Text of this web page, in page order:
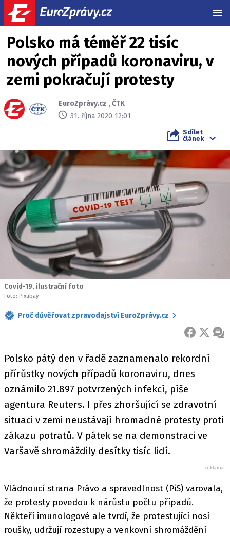
Polsko má téměř 22 tisíc
nových případů koronaviru, v
zemi pokračují protesty
EuroZprávy.cz ,ČTK
31. října 2020 12:01
Sdílet
článek
Covid-19, ilustrační foto
Foto: Pixabay
Proč důvěřovat zpravodajství EuroZprávy.cz
FACEBOOK
X
Polsko pátý den v řadě zaznamenalo rekordní
přírůstky nových případů koronaviru, dnes
oznámilo 21.897 potvrzených infekcí, píše
agentura Reuters. I přes zhoršující se zdravotní
situaci v zemi neustávají hromadné protesty proti
zákazu potratů. V pátek se na demonstraci ve
Varšavě shromáždily desítky tisíc lidí.
Vládnoucí strana Právo a spravedlnost (PiS) varovala,
že protesty povedou k nárůstu počtu případů.
Někteří imunologové ale tvrdí, že protestující nosí
roušky, udržují rozestupy a venkovní shromáždění